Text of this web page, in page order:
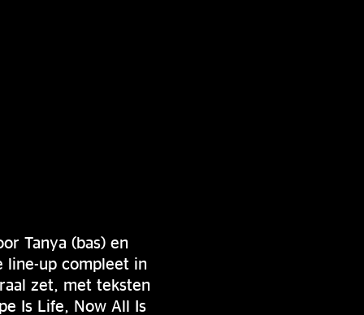
Tanya (bas) en
line-up compleet in
zet, met teksten
Is Life, Now All Is